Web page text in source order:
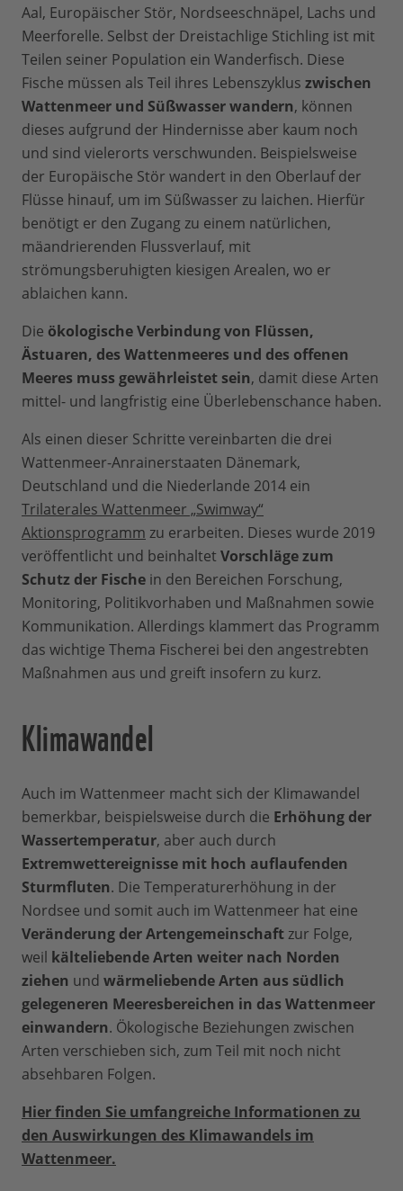
Aal, Europäischer Stör, Nordseeschnäpel, Lachs und
Meerforelle. Selbst der Dreistachlige Stichling ist mit
Teilen seiner Population ein Wanderfisch. Diese
Fische müssen als Teil ihres Lebenszyklus zwischen
Wattenmeer und Süßwasser wandern, können
dieses aufgrund der Hindernisse aber kaum noch
und sind vielerorts verschwunden. Beispielsweise
der Europäische Stör wandert in den Oberlauf der
Flüsse hinauf, um im Süßwasser zu laichen. Hierfür
benötigt er den Zugang zu einem natürlichen,
mäandrierenden Flussverlauf, mit
strömungsberuhigten kiesigen Arealen, wo er
ablaichen kann.
Die ökologische Verbindung von Flüssen,
Ästuaren, des Wattenmeeres und des offenen
Meeres muss gewährleistet sein, damit diese Arten
mittel- und langfristig eine Überlebenschance haben.
Als einen dieser Schritte vereinbarten die drei
Wattenmeer-Anrainerstaaten Dänemark,
Deutschland und die Niederlande 2014 ein
Trilaterales Wattenmeer „Swimway“
Aktionsprogramm zu erarbeiten. Dieses wurde 2019
veröffentlicht und beinhaltet Vorschläge zum
Schutz der Fische in den Bereichen Forschung,
Monitoring, Politikvorhaben und Maßnahmen sowie
Kommunikation. Allerdings klammert das Programm
das wichtige Thema Fischerei bei den angestrebten
Maßnahmen aus und greift insofern zu kurz.
Klimawandel
Auch im Wattenmeer macht sich der Klimawandel
bemerkbar, beispielsweise durch die Erhöhung der
Wassertemperatur, aber auch durch
Extremwettereignisse mit hoch auflaufenden
Sturmfluten. Die Temperaturerhöhung in der
Nordsee und somit auch im Wattenmeer hat eine
Veränderung der Artengemeinschaftzur Folge,
weil kälteliebende Arten weiter nach Norden
ziehen und wärmeliebende Arten aus südlich
gelegeneren Meeresbereichen in das Wattenmeer
einwandern. Ökologische Beziehungen zwischen
Arten verschieben sich, zum Teil mit noch nicht
absehbaren Folgen.
Hier finden Sie umfangreiche Informationen zu
den Auswirkungen des Klimawandels im
Wattenmeer.